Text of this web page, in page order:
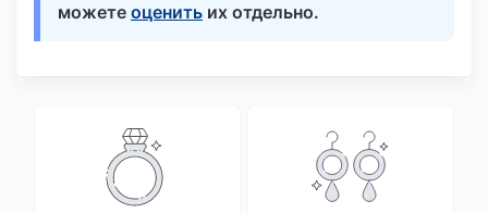
можете оценить их отдельно.